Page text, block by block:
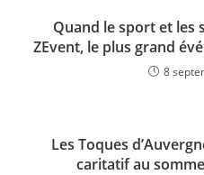
Quand le sport et les
ZEvent, le plus grand
8
Les Toques
caritatif au